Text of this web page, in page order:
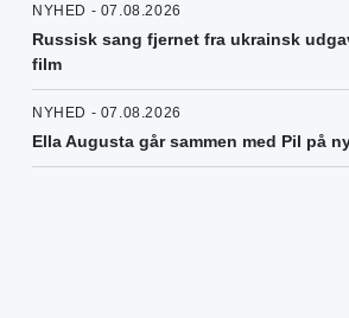
NYHED - 07.08.2026
Russisk sang fjernet fra ukrainsk
film
NYHED - 07.08.2026
Ella Augusta går sammen med Pil på